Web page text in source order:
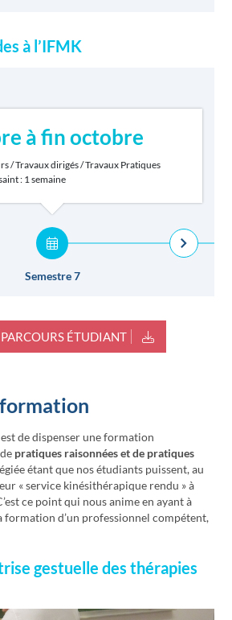
à l’IFMK
à fin octobre
/ Travaux dirigés / Travaux Pratiques
: 1 semaine
Semestre 7
ÉTUDIANT
de dispenser une formation
pratiques raisonnées et de pratiques
étant que nos étudiants puissent, au
« service kinésithérapique rendu » à
ce point qui nous anime en ayant à
d’un professionnel compétent,
gestuelle des thérapies